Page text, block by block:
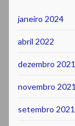
janeiro 2024
abril 2022
dezembro 2021
novembro 2021
setembro 2021